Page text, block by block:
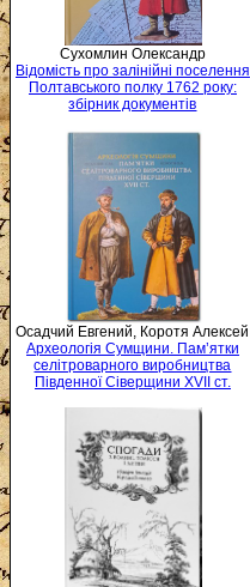
Сухомлин Олександр
Відомість про залінійні поселення
Полтавського полку 1762 року:
збірник документів
Осадчий Евгений, Коротя Алексей
Археологія Сумщини. Пам’ятки
селітроварного виробництва
Південної Сіверщини XVII ст.